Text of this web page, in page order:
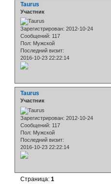
Taurus
Участник
Зарегистрирован: 2012-10-24
Сообщений: 117
Пол: Мужской
Последний визит:
2016-10-23 22:22:14
Taurus
Участник
Зарегистрирован: 2012-10-24
Сообщений: 117
Пол: Мужской
Последний визит:
2016-10-23 22:22:14
Страница:1